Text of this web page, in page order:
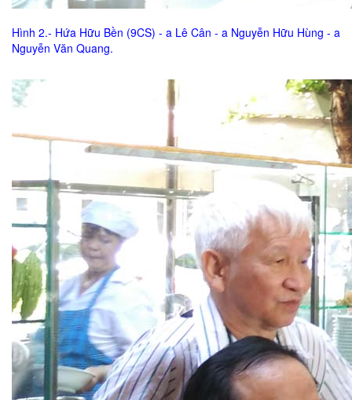
Hình 2.- Hứa Hữu Bền (9CS) - a Lê Cân - a Nguyễn Hữu Hùng - a
Nguyễn Văn Quang.